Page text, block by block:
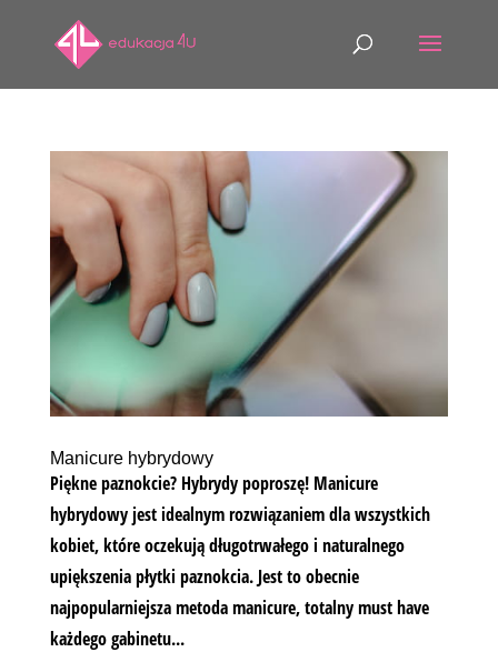
Manicure hybrydowy
Piękne paznokcie? Hybrydy poproszę! Manicure
hybrydowy jest idealnym rozwiązaniem dla wszystkich
kobiet, które oczekują długotrwałego i naturalnego
upiększenia płytki paznokcia. Jest to obecnie
najpopularniejsza metoda manicure, totalny must have
każdego gabinetu...